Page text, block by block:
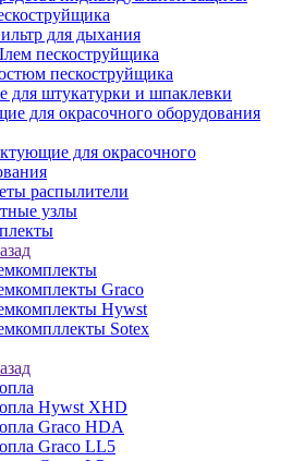
для дыхания
пескоструйщика
пескоструйщика
для штукатурки и шпаклевки
для окрасочного оборудования
для окрасочного
распылители
узлы
Graco
Hywst
Sotex
Hywst XHD
Graco HDA
Graco LL5